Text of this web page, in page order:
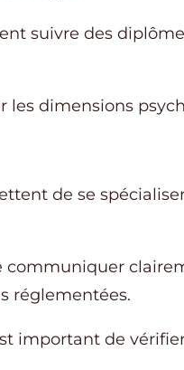
suivre des
dimensions
de se
communiquer
réglementées.
important de